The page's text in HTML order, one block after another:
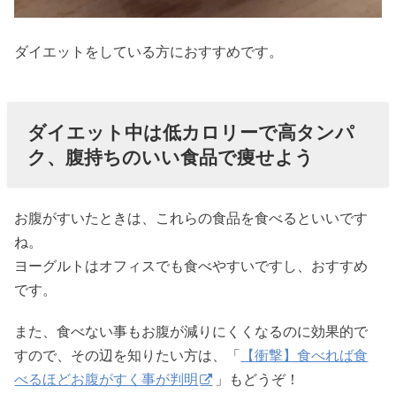
ダイエットをしている方におすすめです。
ダイエット中は低カロリーで高タンパ
ク、腹持ちのいい食品で痩せよう
お腹がすいたときは、これらの食品を食べるといいです
ね。
ヨーグルトはオフィスでも食べやすいですし、おすすめ
です。
また、食べない事もお腹が減りにくくなるのに効果的で
すので、その辺を知りたい方は、「
【衝撃】食べれば食
べるほどお腹がすく事が判明
」もどうぞ！